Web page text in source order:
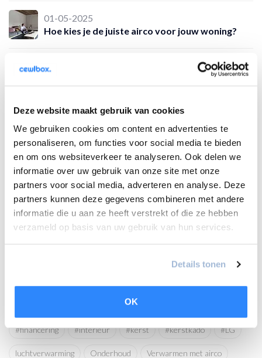
Deze website maakt gebruik van cookies
We gebruiken cookies om content en advertenties te
personaliseren, om functies voor social media te bieden
en om ons websiteverkeer te analyseren. Ook delen we
informatie over uw gebruik van onze site met onze
partners voor social media, adverteren en analyse. Deze
partners kunnen deze gegevens combineren met andere
informatie die u aan ze heeft verstrekt of die ze hebben
verzameld op basis van uw gebruik van hun services.
Details tonen
OK
01-05-2025
Hoe kies je de juiste airco voor jouw woning?
24-04-2025
17-04-2025
Hoe onderhoud je een airco het hele jaar door?
11-04-2025
Airco in de lente: wat te doen als de
temperaturen stijgen?
Tags
#amsterdam
Energie-efficiëntie
#financering #interieur #kerst #kerstkado #LG
luchtverwarming Onderhoud Verwarmen met airco